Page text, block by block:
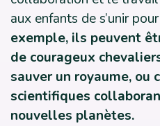
aux enfants de s’unir
exemple, ils peuvent
de courageux
sauver un royaume, ou
scientifiques
nouvelles planètes.